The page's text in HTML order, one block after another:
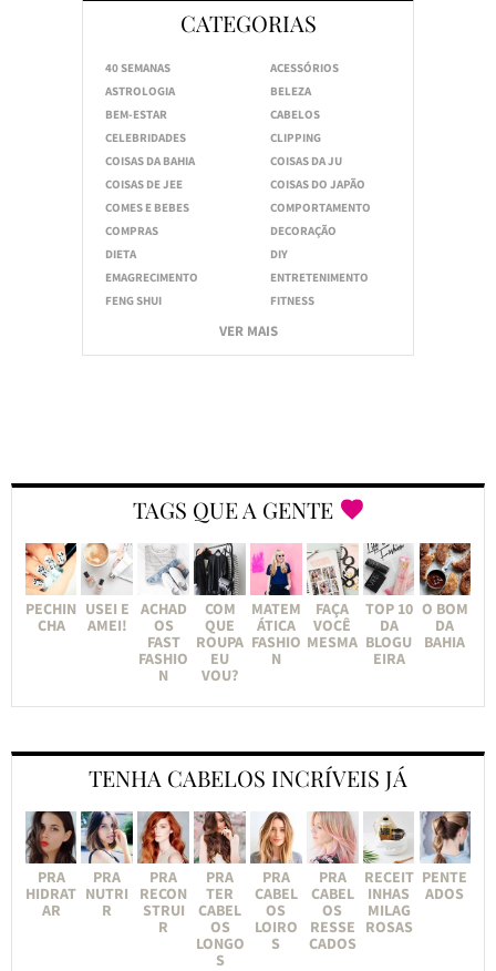
CATEGORIAS
40 SEMANAS
ACESSÓRIOS
ASTROLOGIA
BELEZA
BEM-ESTAR
CABELOS
CELEBRIDADES
CLIPPING
COISAS DA BAHIA
COISAS DA JU
COISAS DE JEE
COISAS DO JAPÃO
COMES E BEBES
COMPORTAMENTO
COMPRAS
DECORAÇÃO
DIETA
DIY
EMAGRECIMENTO
ENTRETENIMENTO
FENG SHUI
FITNESS
VER MAIS
TAGS QUE A GENTE
PECHIN
CHA
USEI E
AMEI!
ACHAD
OS
FAST
FASHIO
N
COM
QUE
ROUPA
EU
VOU?
MATEM
ÁTICA
FASHIO
N
FAÇA
VOCÊ
MESMA
TOP 10
DA
BLOGU
EIRA
O BOM
DA
BAHIA
TENHA CABELOS INCRÍVEIS JÁ
PRA
HIDRAT
AR
PRA
NUTRI
R
PRA
RECON
STRUI
R
PRA
TER
CABEL
OS
LONGO
S
PRA
CABEL
OS
LOIRO
S
PRA
CABEL
OS
RESSE
CADOS
RECEIT
INHAS
MILAG
ROSAS
PENTE
ADOS